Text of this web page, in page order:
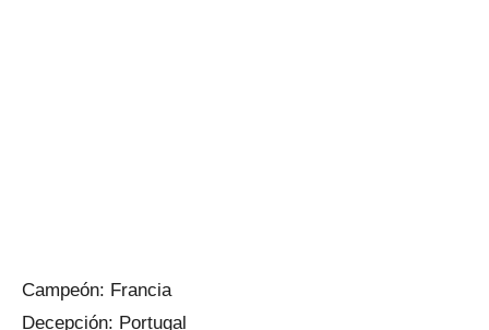
Campeón: Francia
Decepción: Portugal